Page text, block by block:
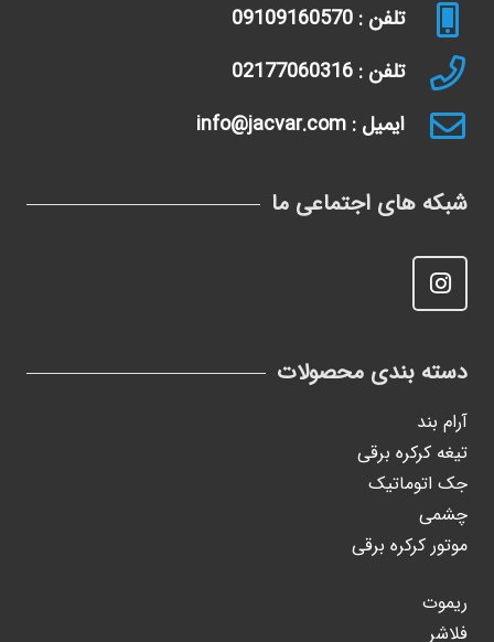
تلفن : 09109160570
تلفن : 02177060316
ایمیل : info@jacvar.com
شبکه های اجتماعی ما
دسته بندی محصولات
آرام بند
تیغه کرکره برقی
جک اتوماتیک
چشمی
موتور کرکره برقی
ریموت
فلاشر